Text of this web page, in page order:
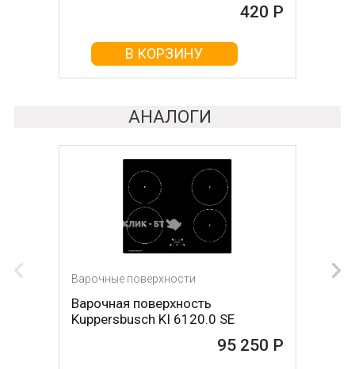
420 Р
В КОРЗИНУ
В КОРЗИНУ
АНАЛОГИ
Варочные поверхности
Варочная поверхность
Kuppersbusch KI 6120.0 SE
95 250 Р
Варочные поверхности
Варочная поверхность DE
DIETRICH DPI7884W
95 420 Р